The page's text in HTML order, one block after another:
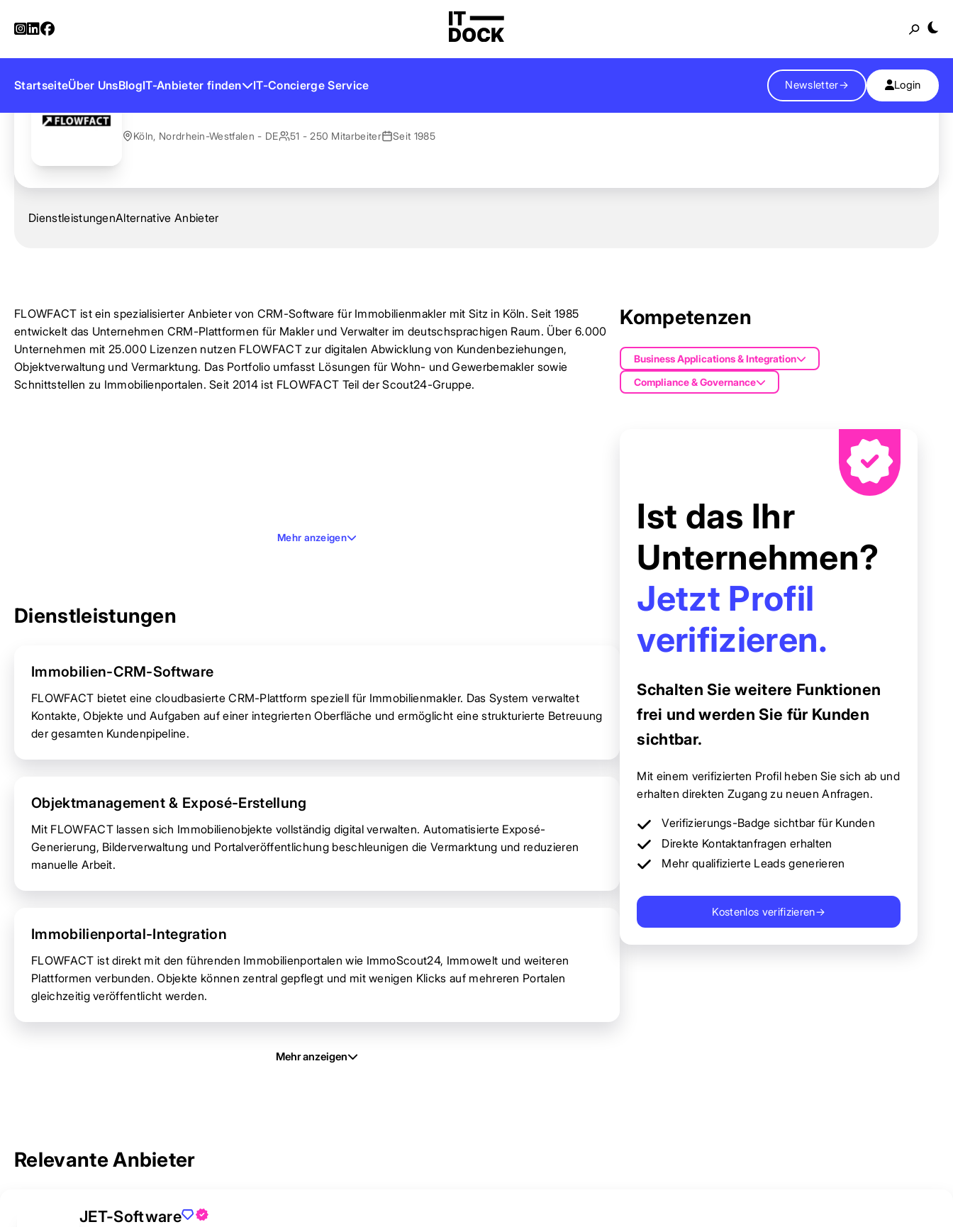
StartseiteÜber UnsBlogIT-Anbieter finden IT-Concierge Service Newsletter→ Login
Startseite
FLOWFACT
Köln, Nordrhein-Westfalen - DE 51 - 250 Mitarbeiter Seit 1985
DienstleistungenAlternative Anbieter
FLOWFACT ist ein spezialisierter Anbieter von CRM-Software für Immobilienmakler mit Sitz in Köln. Seit 1985
entwickelt das Unternehmen CRM-Plattformen für Makler und Verwalter im deutschsprachigen Raum. Über 6.000
Unternehmen mit 25.000 Lizenzen nutzen FLOWFACT zur digitalen Abwicklung von Kundenbeziehungen,
Objektverwaltung und Vermarktung. Das Portfolio umfasst Lösungen für Wohn- und Gewerbemakler sowie
Schnittstellen zu Immobilienportalen. Seit 2014 ist FLOWFACT Teil der Scout24-Gruppe.
Mehr anzeigen
Dienstleistungen
Immobilien-CRM-Software
FLOWFACT bietet eine cloudbasierte CRM-Plattform speziell für Immobilienmakler. Das System verwaltet
Kontakte, Objekte und Aufgaben auf einer integrierten Oberfläche und ermöglicht eine strukturierte Betreuung
der gesamten Kundenpipeline.
Objektmanagement & Exposé-Erstellung
Mit FLOWFACT lassen sich Immobilienobjekte vollständig digital verwalten. Automatisierte Exposé-
Generierung, Bilderverwaltung und Portalveröffentlichung beschleunigen die Vermarktung und reduzieren
manuelle Arbeit.
Immobilienportal-Integration
FLOWFACT ist direkt mit den führenden Immobilienportalen wie ImmoScout24, Immowelt und weiteren
Plattformen verbunden. Objekte können zentral gepflegt und mit wenigen Klicks auf mehreren Portalen
gleichzeitig veröffentlicht werden.
Mehr anzeigen
Kompetenzen
Business Applications & Integration
Compliance & Governance
Ist das Ihr
Unternehmen?
Jetzt Profil
verifizieren.
Schalten Sie weitere Funktionen
frei und werden Sie für Kunden
sichtbar.
Mit einem verifizierten Profil heben Sie sich ab und
erhalten direkten Zugang zu neuen Anfragen.
Verifizierungs-Badge sichtbar für Kunden
Direkte Kontaktanfragen erhalten
Mehr qualifizierte Leads generieren
Kostenlos verifizieren→
Relevante Anbieter
JET-Software